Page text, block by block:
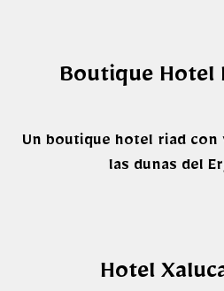
Boutique Hotel
Un boutique hotel riad con
las dunas del
Hotel